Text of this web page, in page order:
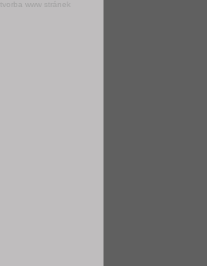
tvorba www stránek